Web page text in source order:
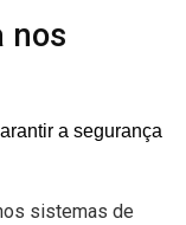
nos
a segurança
sistemas de